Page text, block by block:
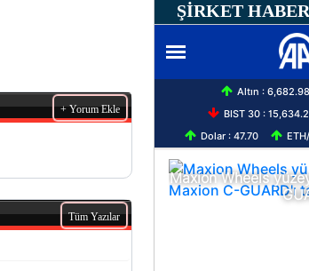
+ Yorum Ekle
Tüm Yazılar
ŞİRKET